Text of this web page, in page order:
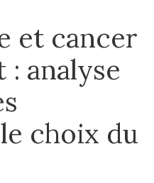
et cancer
: analyse
choix du